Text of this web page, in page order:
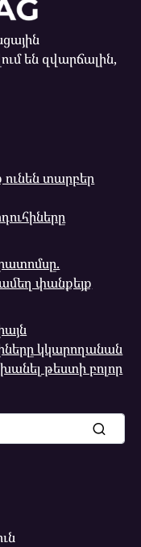
են զվարճալին,
ունեն տարբեր
փանքեյք
կկարողանան
թեստի բոլոր